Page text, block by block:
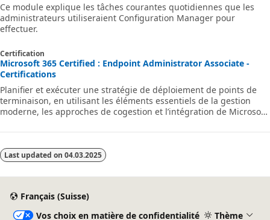
Ce module explique les tâches courantes quotidiennes que les
administrateurs utiliseraient Configuration Manager pour
effectuer.
Certification
Microsoft 365 Certified : Endpoint Administrator Associate -
Certifications
Planifier et exécuter une stratégie de déploiement de points de
terminaison, en utilisant les éléments essentiels de la gestion
moderne, les approches de cogestion et l’intégration de Microsoft
Last updated on 04.03.2025
Français (Suisse)
Vos choix en matière de confidentialité
Thème